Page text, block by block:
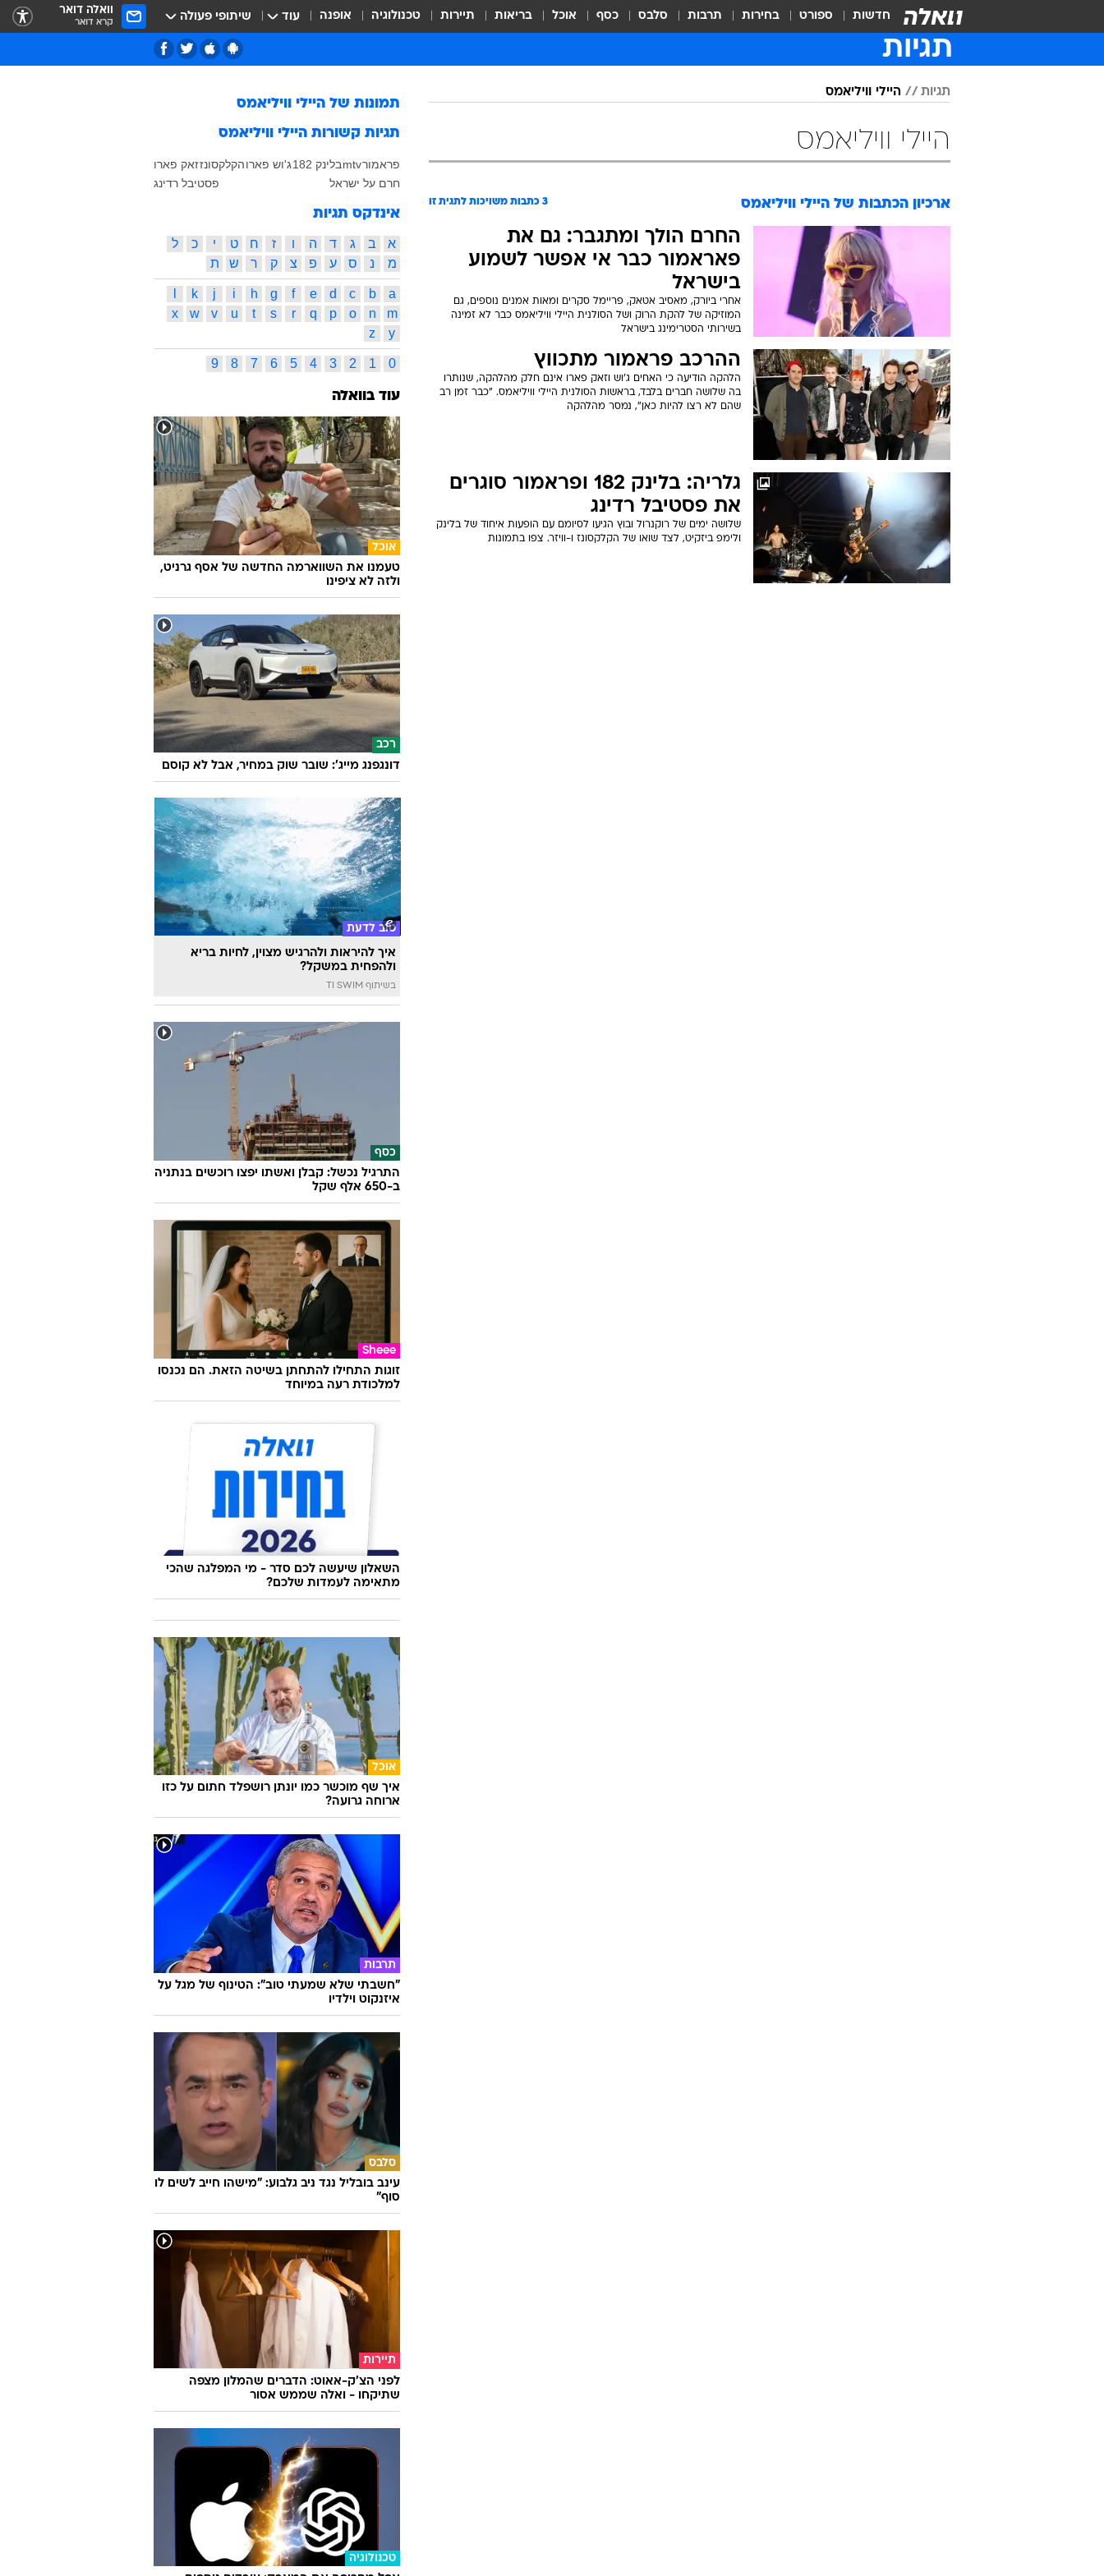
חדשות ספורט בחירות תרבות סלבס כסף אוכל בריאות תיירות טכנולוגיה אופנה עוד שיתופי פעולה וואלה דואר
קרא דואר
תגיות
תגיות היילי וויליאמס
היילי וויליאמס
ארכיון הכתבות של היילי וויליאמס 3 כתבות משויכות לתגית זו
החרם הולך ומתגבר: גם את
פאראמור כבר אי אפשר לשמוע
בישראל
אחרי ביורק, מאסיב אטאק, פריימל סקרים ומאות אמנים נוספים, גם
המוזיקה של להקת הרוק ושל הסולנית היילי וויליאמס כבר לא זמינה
בשירותי הסטרימינג בישראל
ההרכב פראמור מתכווץ
הלהקה הודיעה כי האחים ג'וש וזאק פארו אינם חלק מהלהקה, שנותרו
בה שלושה חברים בלבד, בראשות הסולנית היילי וויליאמס. "כבר זמן רב
שהם לא רצו להיות כאן", נמסר מהלהקה
גלריה: בלינק 182 ופראמור סוגרים
את פסטיבל רדינג
שלושה ימים של רוקנרול ובוץ הגיעו לסיומם עם הופעות איחוד של בלינק
ולימפ ביזקיט, לצד שואו של הקלקסונז ו-וויזר. צפו בתמונות
תמונות של היילי וויליאמס
תגיות קשורות היילי וויליאמס
פראמורmtvבלינק 182 ג'וש פארוהקלקסונזזאק פארו
חרם על ישראל
פסטיבל רדינג
אינדקס תגיות
א ב ג ד ה ו ז ח ט י כ
ל
מ
נ ס ע פ צ ק ר ש ת
a
b
c
d
e
f
g
h
i
j
k
m
n
o
p
q
r
s
t
u
v
w
x
y
z
0
1
2
3
4
5
6
7
8
9
עוד בוואלה
אוכל
טעמנו את השווארמה החדשה של אסף גרניט,
ולזה לא ציפינו
רכב
דונגפנג מייג': שובר שוק במחיר, אבל לא קוסם
טוב לדעת
איך להיראות ולהרגיש מצוין, לחיות בריא
ולהפחית במשקל?
בשיתוף TI SWIM
כסף
התרגיל נכשל: קבלן ואשתו יפצו רוכשים בנתניה
ב-650 אלף שקל
Sheee
זוגות התחילו להתחתן בשיטה הזאת. הם נכנסו
למלכודת רעה במיוחד
השאלון שיעשה לכם סדר - מי המפלגה שהכי
מתאימה לעמדות שלכם?
אוכל
איך שף מוכשר כמו יונתן רושפלד חתום על כזו
ארוחה גרועה?
תרבות
"חשבתי שלא שמעתי טוב": הטינוף של מגל על
איזנקוט וילדיו
סלבס
עינב בובליל נגד ניב גלבוע: "מישהו חייב לשים לו
סוף"
תיירות
לפני הצ'ק-אאוט: הדברים שהמלון מצפה
שתיקחו - ואלה שממש אסור
טכנולוגיה